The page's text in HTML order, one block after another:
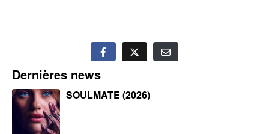
Dernières news
SOULMATE (2026)